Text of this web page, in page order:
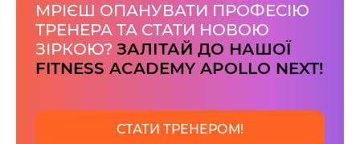
МРІЄШ ОПАНУВАТИ ПРОФЕСІЮ
ТРЕНЕРА ТА СТАТИ НОВОЮ
ЗІРКОЮ? ЗАЛІТАЙ ДО НАШОЇ
FITNESS ACADEMY APOLLO NEXT!
СТАТИ ТРЕНЕРОМ!